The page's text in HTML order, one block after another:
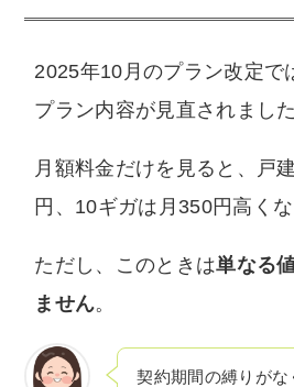
2025年10月のプラン改定で
プラン内容が見直されました
月額料金だけを見ると、戸
円、10ギガは月350円高くな
ただし、このときは単なる
ません。
契約期間の縛りがな